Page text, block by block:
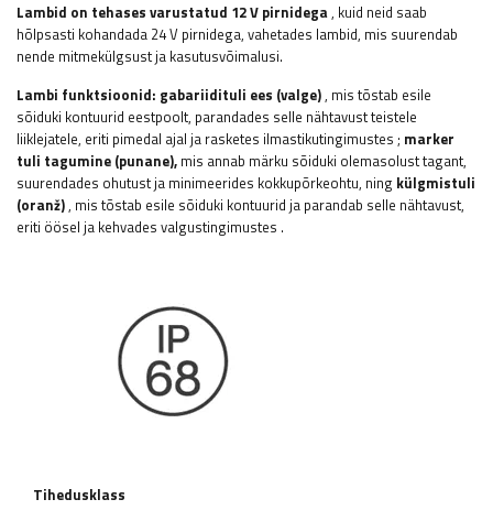
Lambid on tehases varustatud 12 V pirnidega, kuid neid saab
hõlpsasti kohandada 24 V pirnidega, vahetades lambid, mis suurendab
nende mitmekülgsust ja kasutusvõimalusi.
Lambi funktsioonid: gabariidituli ees (valge), mis tõstab esile
sõiduki kontuurid eestpoolt, parandades selle nähtavust teistele
liiklejatele, eriti pimedal ajal ja rasketes ilmastikutingimustes ; marker
tuli tagumine (punane), mis annab märku sõiduki olemasolust tagant,
suurendades ohutust ja minimeerides kokkupõrkeohtu, ning külgmistuli
(oranž), mis tõstab esile sõiduki kontuurid ja parandab selle nähtavust,
eriti öösel ja kehvades valgustingimustes .
Tihedusklass